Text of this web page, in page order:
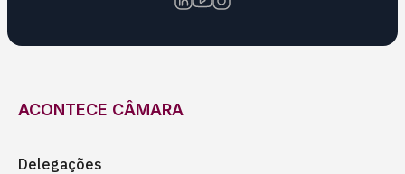
ACONTECE CÂMARA
Delegações